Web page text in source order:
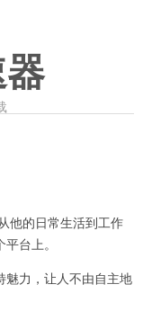
的日常生活到工作
台上。
力，让人不由自主地